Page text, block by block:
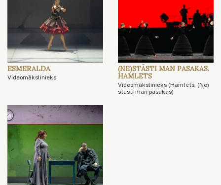
ESMERALDA
Videomākslinieks
(NE)STĀSTI MAN PASAKAS.
HAMLETS
Videomākslinieks (Hamlets. (Ne)
stāsti man pasakas)